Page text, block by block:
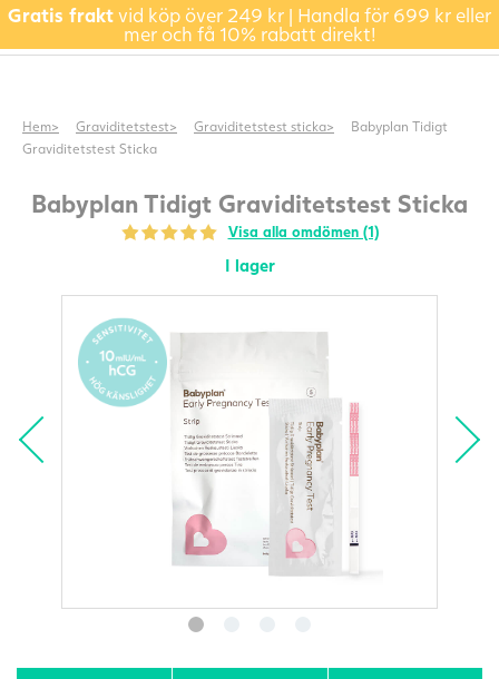
Gratis fraktvid köp över 249 kr | Handla för 699 kr eller
mer och få 10% rabatt direkt!
Hem Graviditetstest Graviditetstest sticka
Babyplan Tidigt
Graviditetstest Sticka
Babyplan Tidigt Graviditetstest Sticka
Visa alla omdömen (1)
I lager